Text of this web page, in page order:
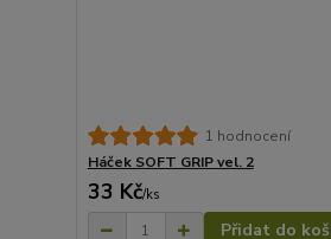
1 hodnocení
Háček SOFT GRIP vel. 2
33 Kč/ks
Přidat do